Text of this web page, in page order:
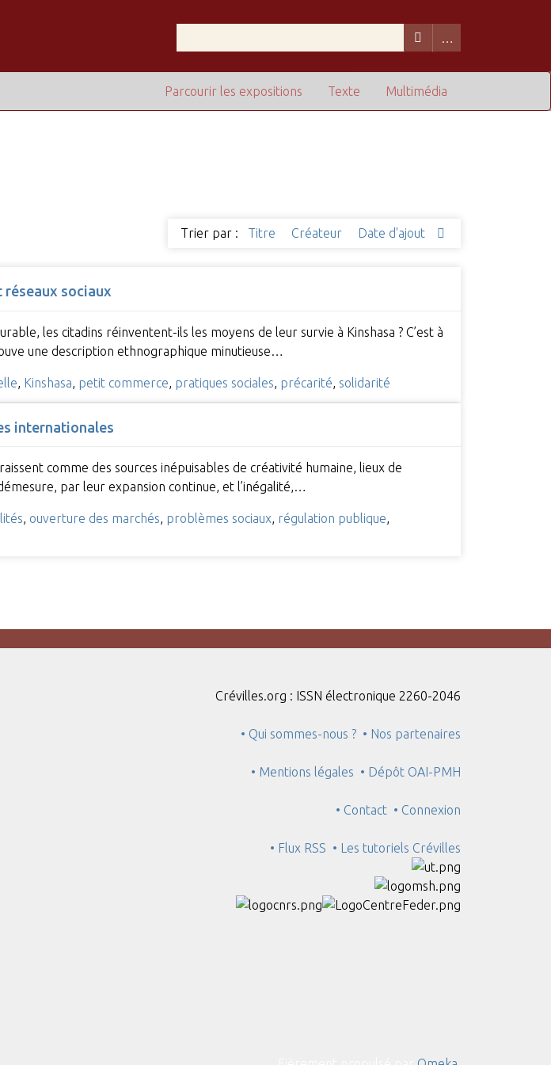
Multimédia
Texte
Parcourir les expositions
Trier par : Titre Créateur Date d'ajout
réseaux sociaux
les citadins réinventent-ils les moyens de leur survie à Kinshasa ? C’est à
une description ethnographique minutieuse…
Kinshasa petit commerce pratiques sociales précarité solidarité
internationales
comme des sources inépuisables de créativité humaine, lieux de
par leur expansion continue, et l’inégalité,…
, ouverture des marchés, problèmes sociaux, régulation publique,
Crévilles.org : ISSN électronique 2260-2046
• Qui sommes-nous ? • Nos partenaires
• Mentions légales • Dépôt OAI-PMH
• Contact • Connexion
• Flux RSS • Les tutoriels Crévilles